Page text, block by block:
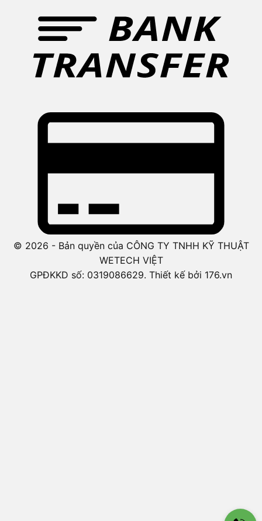
© 2026 - Bản quyền của CÔNG TY TNHH KỸ THUẬT
WETECH VIỆT
GPĐKKD số: 0319086629. Thiết kế bởi 176.vn